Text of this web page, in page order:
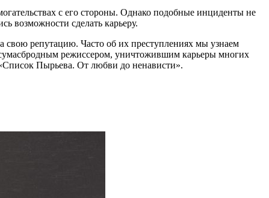
с его стороны. Однако подобные инциденты не
возможности сделать карьеру.
свою репутацию. Часто об их преступлениях мы узнаем
режиссером, уничтожившим карьеры многих
Пырьева. От любви до ненависти».